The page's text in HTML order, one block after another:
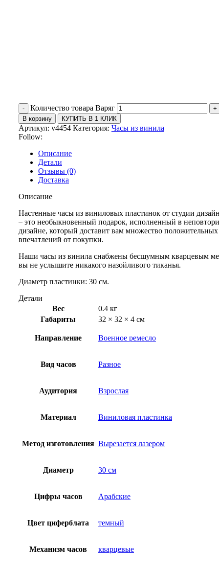
Количество товара Варяг
В корзину КУПИТЬ В 1 КЛИК
Артикул: v4454 Категория: Часы из винила
Follow:
Описание
Детали
Отзывы (0)
Доставка
Описание
Настенные часы из виниловых пластинок от студии
– это необыкновенный подарок, исполненный в
дизайне, который доставит вам множество положительных
впечатлений от покупки.
Наши часы из винила снабжены бесшумным кварцевым
вы не услышите никакого назойливого тиканья.
Диаметр пластинки: 30 см.
Детали
Вес
0.4 кг
Габариты
32 × 32 × 4 см
Направление Военное ремесло
Вид часов Разное
Аудитория Взрослая
Материал Виниловая пластинка
Метод изготовления Вырезается лазером
Диаметр 30 см
Цифры часов Арабские
Цвет циферблата темный
Механизм часов кварцевые